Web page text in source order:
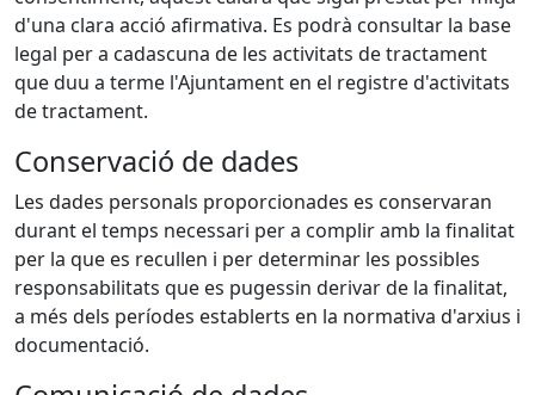
d'una clara acció afirmativa. Es podrà consultar la base
legal per a cadascuna de les activitats de tractament
que duu a terme l'Ajuntament en el registre d'activitats
de tractament.
Conservació de dades
Les dades personals proporcionades es conservaran
durant el temps necessari per a complir amb la finalitat
per la que es recullen i per determinar les possibles
responsabilitats que es pugessin derivar de la finalitat,
a més dels períodes establerts en la normativa d'arxius i
documentació.